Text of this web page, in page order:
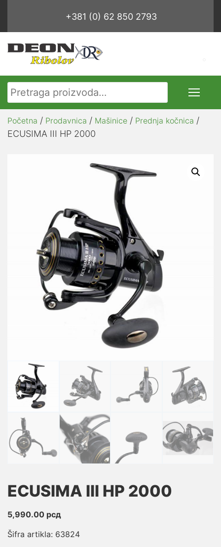
+381 (0) 62 850 2793
Pretraga za:
Početna / Prodavnica / Mašinice / Prednja kočnica /
ECUSIMA III HP 2000
ECUSIMA III HP 2000
5,990.00 рсд
Šifra artikla: 63824